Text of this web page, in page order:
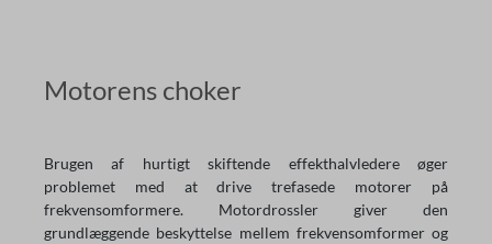
Motorens choker
Brugen af hurtigt skiftende effekthalvledere øger
problemet med at drive trefasede motorer på
frekvensomformere. Motordrossler giver den
grundlæggende beskyttelse mellem frekvensomformer og